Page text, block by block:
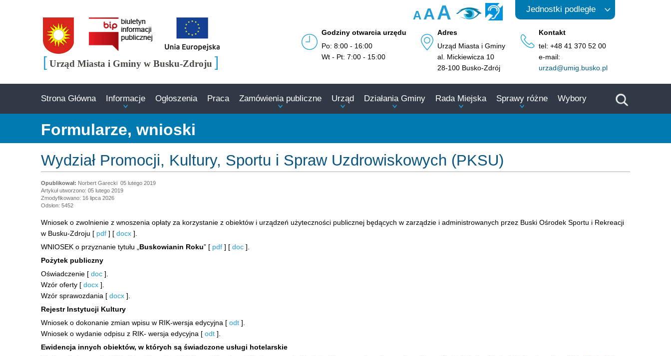
AAA Jednostki podległe
[ Urząd Miasta i Gminy w Busku-Zdroju ]
Godziny otwarcia urzędu
Po: 8:00 - 16:00
Wt - Pt: 7:00 - 15:00
Adres
Urząd Miasta i Gminy
al. Mickiewicza 10
28-100 Busko-Zdrój
Kontakt
tel: +48 41 370 52 00
e-mail:
urzad@umig.busko.pl
Strona Główna Informacje Ogłoszenia Praca Zamówienia publiczne Urząd Działania Gminy Rada Miejska Sprawy różne Wybory
Formularze, wnioski
Wydział Promocji, Kultury, Sportu i Spraw Uzdrowiskowych (PKSU)
Norbert Garecki 05 lutego 2019
Artykuł utworzono: 05 lutego 2019
Zmodyfikowano: 16 lipca 2026
Odsłon: 5452
Wniosek o zwolnienie z wnoszenia opłaty za korzystanie z obiektów i urządzeń użyteczności publicznej będących w zarządzie i administrowanych przez Buski Ośrodek Sportu i Rekreacji
w Busku-Zdroju [ pdf ] [ docx ].
WNIOSEK o przyznanie tytułu „ Buskowianin Roku” [ pdf ] [ doc ].
Pożytek publiczny
Oświadczenie [ doc ].
Wzór oferty [ docx ].
Wzór sprawozdania [ docx ].
Rejestr Instytucji Kultury
Wniosek o dokonanie zmian wpisu w RIK-wersja edycyjna [ odt ].
Wniosek o wydanie odpisu z RIK- wersja edycyjna [ odt ].
Ewidencja innych obiektów, w których są świadczone usługi hotelarskie